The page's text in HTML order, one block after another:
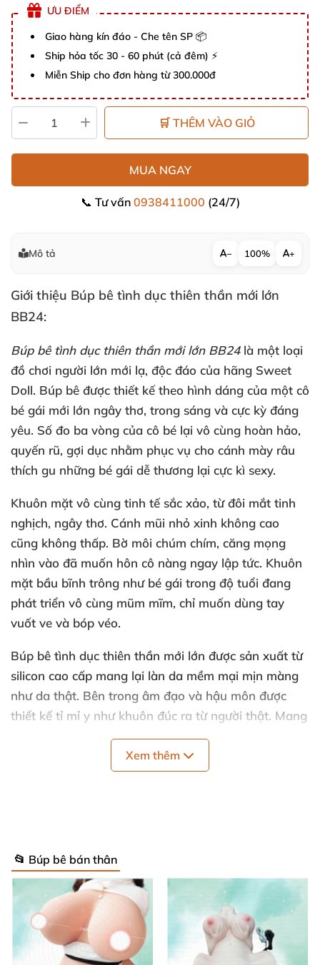
ƯU ĐIỂM
Giao hàng kín đáo - Che tên SP 📦
Ship hỏa tốc 30 - 60 phút (cả đêm) ⚡
Miễn Ship cho đơn hàng từ 300.000đ
🛒 THÊM VÀO GIỎ
MUA NGAY
📞 Tư vấn 0938411000 (24/7)
Mô tả − 100% +
Giới thiệu Búp bê tình dục thiên thần mới lớn
BB24:
Búp bê tình dục thiên thần mới lớn BB24là một loại
đồ chơi người lớn mới lạ, độc đáo của hãng Sweet
Doll. Búp bê được thiết kế theo hình dáng của một cô
bé gái mới lớn ngây thơ, trong sáng và cực kỳ đáng
yêu. Số đo ba vòng của cô bé lại vô cùng hoàn hảo,
quyến rũ, gợi dục nhằm phục vụ cho cánh mày râu
thích gu những bé gái dễ thương lại cực kì sexy.
Khuôn mặt vô cùng tinh tế sắc xảo, từ đôi mắt tinh
nghịch, ngây thơ. Cánh mũi nhỏ xinh không cao
cũng không thấp. Bờ môi chúm chím, căng mọng
nhìn vào đã muốn hôn cô nàng ngay lập tức. Khuôn
mặt bầu bĩnh trông như bé gái trong độ tuổi đang
phát triển vô cùng mũm mĩm, chỉ muốn dùng tay
vuốt ve và bóp véo.
Búp bê tình dục thiên thần mới lớn được sản xuất từ
silicon cao cấp mang lại làn da mềm mại mịn màng
như da thật. Bên trong âm đạo và hậu môn được
thiết kế tỉ mỉ y như khuôn đúc ra từ người thật. Mang
lại cảm giác vô cùng mềm mịn, khít bót vào dương
, giống như đang quan hệ
cô gái nóng bỏng thực sự.
Xem thêm
📂 Búp bê bán thân